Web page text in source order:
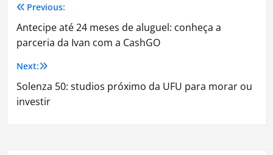
Navegação
de
Post
Previous:
Antecipe até 24 meses de aluguel: conheça a
parceria da Ivan com a CashGO
Next:
Solenza 50: studios próximo da UFU para morar ou
investir